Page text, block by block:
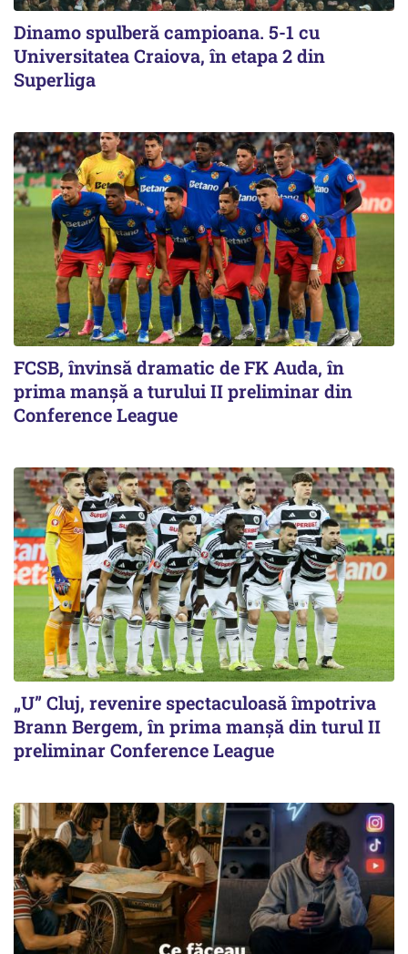
Dinamo spulberă campioana. 5-1 cu
Universitatea Craiova, în etapa 2 din
Superliga
FCSB, învinsă dramatic de FK Auda, în
prima manșă a turului II preliminar din
Conference League
„U” Cluj, revenire spectaculoasă împotriva
Brann Bergem, în prima manșă din turul II
preliminar Conference League